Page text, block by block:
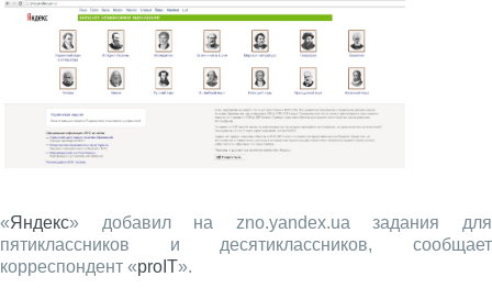
«Яндекс» добавил на zno.yandex.ua задания для
пятиклассников и десятиклассников, сообщает
корреспондент «proIT».